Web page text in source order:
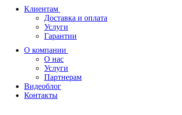
Клиентам
Доставка и оплата
Услуги
Гарантии
О компании
О нас
Услуги
Партнерам
Видеоблог
Контакты